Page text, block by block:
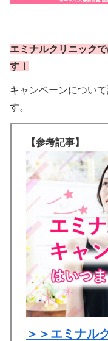
エミナルクリニック
す！
キャンペーンについ
す。
【参考記事】
＞＞エミナル